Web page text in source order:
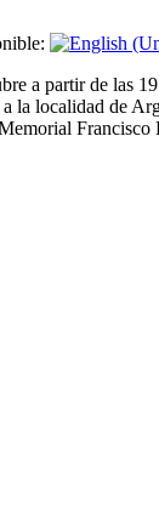
a partir de las
la localidad de
Francisco